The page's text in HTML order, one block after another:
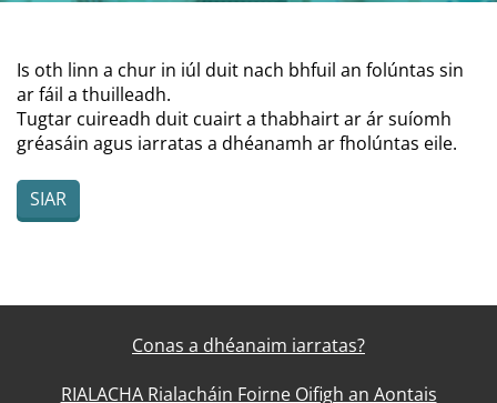
Is oth linn a chur in iúl duit nach bhfuil an folúntas sin
ar fáil a thuilleadh.
Tugtar cuireadh duit cuairt a thabhairt ar ár suíomh
gréasáin agus iarratas a dhéanamh ar fholúntas eile.
SIAR
Conas a dhéanaim iarratas?
RIALACHA Rialacháin Foirne Oifigh an Aontais